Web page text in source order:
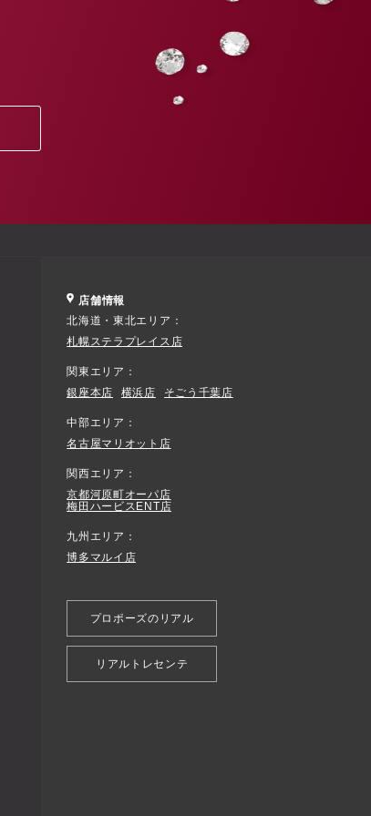
店舗情報
北海道・東北エリア
札幌ステラプレイス店
関東エリア
銀座本店
横浜店 そごう千葉店
中部エリア
名古屋マリオット店
関西エリア
京都河原町オーパ店
梅田ハービスENT店
九州エリア
博多マルイ店
プロポーズのリアル
リアルトレセンテ